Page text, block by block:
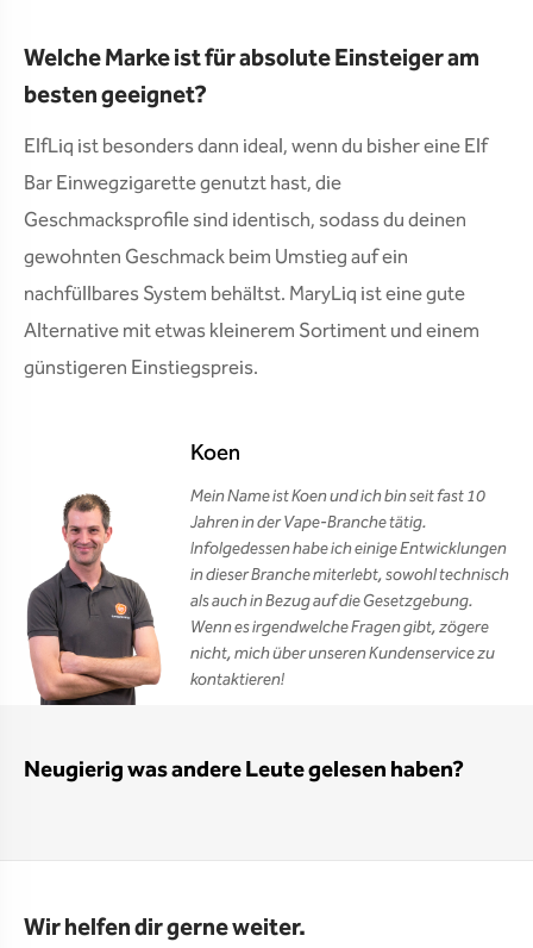
Welche Marke ist für absolute Einsteiger am
besten geeignet?
ElfLiq ist besonders dann ideal, wenn du bisher eine Elf
Bar Einwegzigarette genutzt hast, die
Geschmacksprofile sind identisch, sodass du deinen
gewohnten Geschmack beim Umstieg auf ein
nachfüllbares System behältst. MaryLiq ist eine gute
Alternative mit etwas kleinerem Sortiment und einem
günstigeren Einstiegspreis.
Koen
Mein Name ist Koen und ich bin seit fast 10
Jahren in der Vape-Branche tätig.
Infolgedessen habe ich einige Entwicklungen
in dieser Branche miterlebt, sowohl technisch
als auch in Bezug auf die Gesetzgebung.
Wenn es irgendwelche Fragen gibt, zögere
nicht, mich über unseren Kundenservice zu
kontaktieren!
Neugierig was andere Leute gelesen haben?
Wir helfen dir gerne weiter.